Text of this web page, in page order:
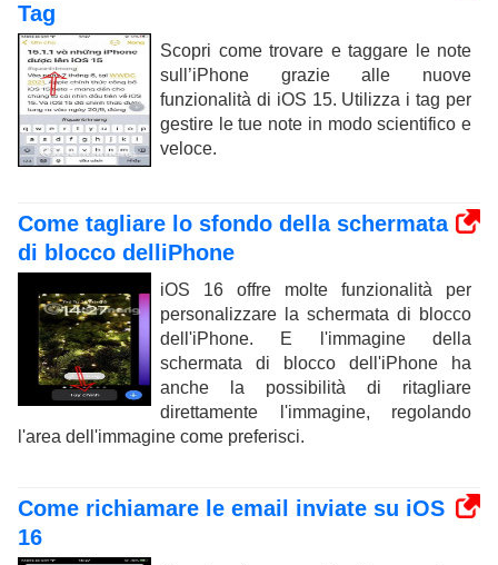
Tag
Scopri come trovare e taggare le note
sull’iPhone grazie alle nuove
funzionalità di iOS 15. Utilizza i tag per
gestire le tue note in modo scientifico e
veloce.
Come tagliare lo sfondo della schermata
di blocco delliPhone
iOS 16 offre molte funzionalità per
personalizzare la schermata di blocco
dell'iPhone. E l'immagine della
schermata di blocco dell'iPhone ha
anche la possibilità di ritagliare
direttamente l'immagine, regolando
l'area dell'immagine come preferisci.
Come richiamare le email inviate su iOS
16